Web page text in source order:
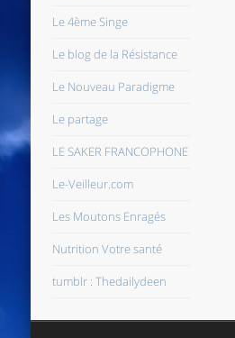
Le 4ème Singe
Le blog de la Résistance
Le Nouveau Paradigme
Le partage
LE SAKER FRANCOPHONE
Le-Veilleur.com
Les Moutons Enragés
Nutrition Votre santé
tumblr : Thedailydeen